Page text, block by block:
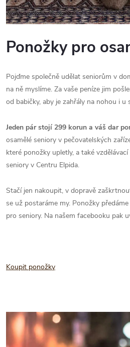
Ponožky pro
Pojďme společně udělat seniorům v
na ně myslíme. Za vaše peníze jim
od babičky, aby je zahřály na nohou i u
Jeden pár stojí 299 korun a váš dar
osamělé seniory v pečovatelských
které ponožky upletly, a také
seniory v Centru Elpida.
Stačí jen nakoupit, v dopravě
se už postaráme my. Ponožky
pro seniory. Na našem facebooku pak
Koupit ponožky